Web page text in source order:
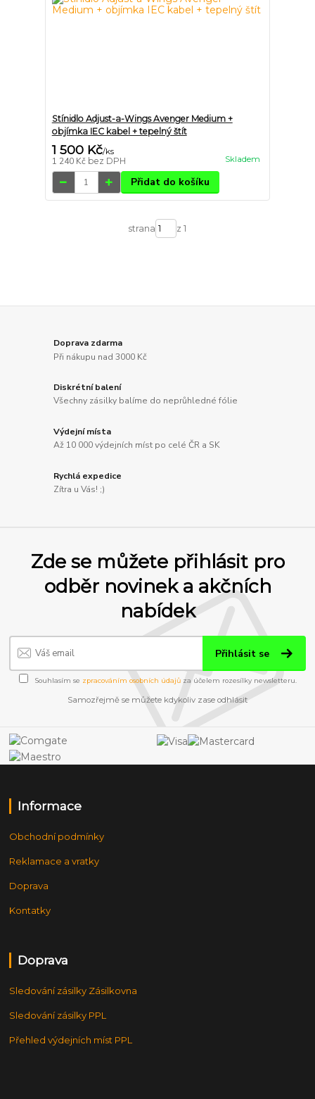
Stínidlo Adjust-a-Wings Avenger Medium +
objímka IEC kabel + tepelný štít
1 500 Kč/ks
1 240 Kč bez DPH Skladem
Přidat do košíku
strana z 1
Doprava zdarma
Při nákupu nad 3000 Kč
Diskrétní balení
Všechny zásilky balíme do neprůhledné fólie
Výdejní místa
Až 10 000 výdejních míst po celé ČR a SK
Rychlá expedice
Zítra u Vás! ;)
Zde se můžete přihlásit pro
odběr novinek a akčních
nabídek
Přihlásit se
Souhlasím se zpracováním osobních údajůza účelem rozesílky newsletteru.
Samozřejmě se můžete kdykoliv zase odhlásit
Informace
Obchodní podmínky
Reklamace a vratky
Doprava
Kontatky
Doprava
Sledování zásilky Zásilkovna
Sledování zásilky PPL
Přehled výdejních míst PPL